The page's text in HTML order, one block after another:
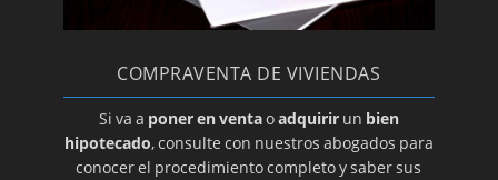
COMPRAVENTA DE VIVIENDAS
Si va a poner en ventaoadquirirun bien
hipotecado, consulte con nuestros abogados para
conocer el procedimiento completo y saber sus